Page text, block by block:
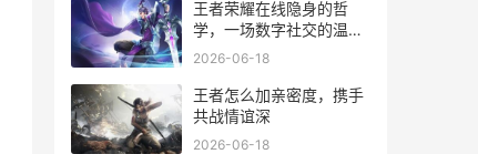
王者荣耀在线隐身的哲
学，一场数字社交的温柔
革命
2026-06-18
王者怎么加亲密度，携手
共战情谊深
2026-06-18